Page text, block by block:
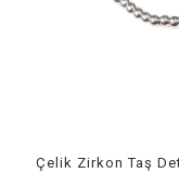
Çelik Zirkon Taş